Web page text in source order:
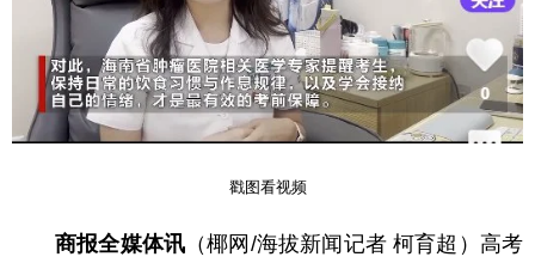
戳图看视频
商报全媒体讯 （椰网/海拔新闻记者 柯育超）高考